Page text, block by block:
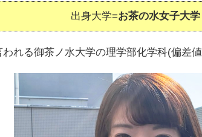
出身大学=お茶の水女子大
われる御茶ノ水大学の理学部化学科(偏差